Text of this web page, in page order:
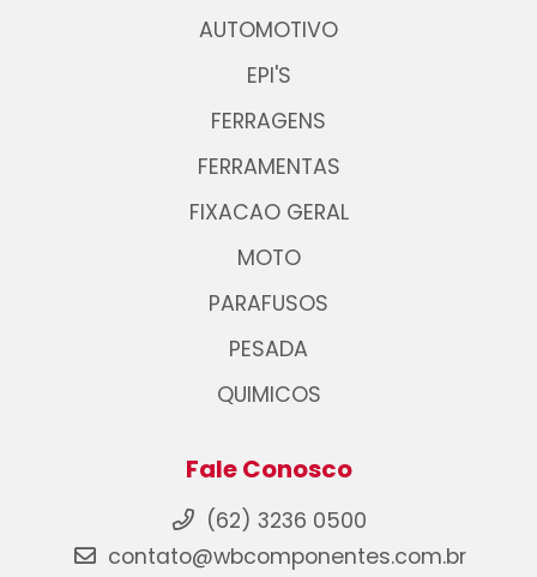
AUTOMOTIVO
EPI'S
FERRAGENS
FERRAMENTAS
FIXACAO GERAL
MOTO
PARAFUSOS
PESADA
QUIMICOS
Fale Conosco
(62) 3236 0500
contato@wbcomponentes.com.br